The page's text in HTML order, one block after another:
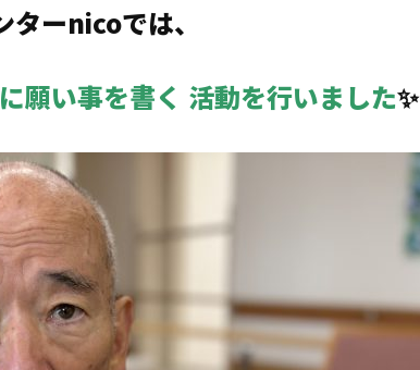
ーnicoでは、
願い事を書く 活動を行いました✨